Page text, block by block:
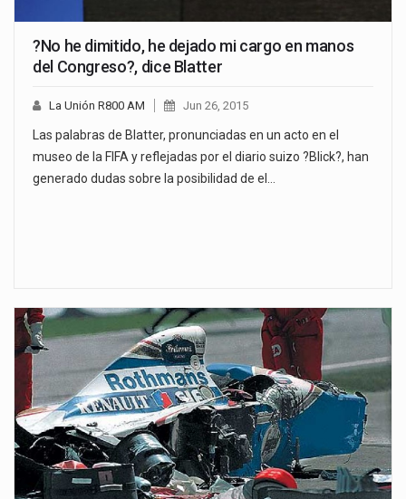
?No he dimitido, he dejado mi cargo en manos
del Congreso?, dice Blatter
La Unión R800 AM Jun 26, 2015
Las palabras de Blatter, pronunciadas en un acto en el
museo de la FIFA y reflejadas por el diario suizo ?Blick?, han
generado dudas sobre la posibilidad de el…